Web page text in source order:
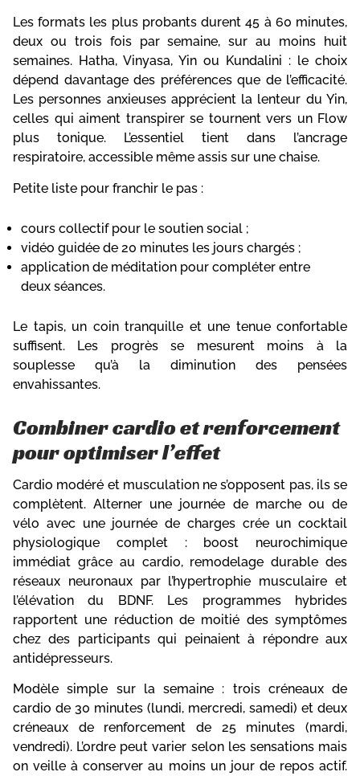
Les formats les plus probants durent 45 à 60 minutes,
deux ou trois fois par semaine, sur au moins huit
semaines. Hatha, Vinyasa, Yin ou Kundalini : le choix
dépend davantage des préférences que de l’efficacité.
Les personnes anxieuses apprécient la lenteur du Yin,
celles qui aiment transpirer se tournent vers un Flow
plus tonique. L’essentiel tient dans l’ancrage
respiratoire, accessible même assis sur une chaise.
Petite liste pour franchir le pas :
cours collectif pour le soutien social ;
vidéo guidée de 20 minutes les jours chargés ;
application de méditation pour compléter entre
deux séances.
Le tapis, un coin tranquille et une tenue confortable
suffisent. Les progrès se mesurent moins à la
souplesse qu’à la diminution des pensées
envahissantes.
Combiner cardio et renforcement
pour optimiser l’effet
Cardio modéré et musculation ne s’opposent pas, ils se
complètent. Alterner une journée de marche ou de
vélo avec une journée de charges crée un cocktail
physiologique complet : boost neurochimique
immédiat grâce au cardio, remodelage durable des
réseaux neuronaux par l’hypertrophie musculaire et
l’élévation du BDNF. Les programmes hybrides
rapportent une réduction de moitié des symptômes
chez des participants qui peinaient à répondre aux
antidépresseurs.
Modèle simple sur la semaine : trois créneaux de
cardio de 30 minutes (lundi, mercredi, samedi) et deux
créneaux de renforcement de 25 minutes (mardi,
vendredi). L’ordre peut varier selon les sensations mais
on veille à conserver au moins un jour de repos actif.